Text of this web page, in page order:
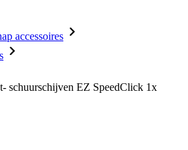
accessoires
schuurschijven EZ SpeedClick 1x